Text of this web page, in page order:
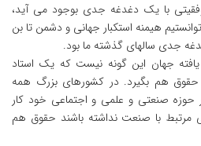
با یک دغدغه جدی بوجود می آید،
هیمنه استکبار جهانی و دشمن تا بن
جدی سالهای گذشته ما بود.
جهان این گونه نیست که یک استاد
هم بگیرد. در کشورهای بزرگ همه
حوزه صنعتی و علمی و اجتماعی خود کار
مرتبط با صنعت نداشته باشند حقوق هم